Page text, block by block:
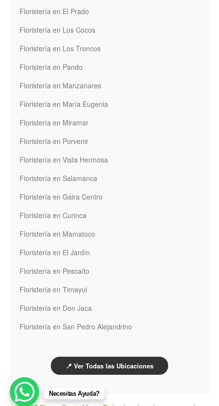
Floristería en El Prado
Floristería en Los Cocos
Floristería en Los Troncos
Floristería en Pando
Floristería en Manzanares
Floristería en María Eugenia
Floristería en Miramar
Floristería en Porvenir
Floristería en Vista Hermosa
Floristería en Salamanca
Floristería en Gaira Centro
Floristería en Curinca
Floristería en Mamatoco
Floristería en El Jardín
Floristería en Pescaíto
Floristería en Timayui
Floristería en Don Jaca
Floristería en San Pedro Alejandrino
📍 Ver Todas las Ubicaciones
Necesitas Ayuda?